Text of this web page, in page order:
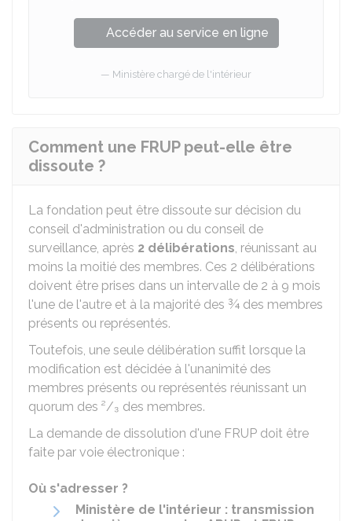
Accéder au service en ligne
Ministère chargé de l'intérieur
Comment une FRUP peut-elle être
dissoute ?
La fondation peut être dissoute sur décision du
conseil d'administration ou du conseil de
surveillance, après 2 délibérations, réunissant au
moins la moitié des membres. Ces 2 délibérations
doivent être prises dans un intervalle de 2 à 9 mois
l'une de l'autre et à la majorité des ¾ des membres
présents ou représentés.
Toutefois, une seule délibération suffit lorsque la
modification est décidée à l'unanimité des
membres présents ou représentés réunissant un
quorum des ²/₃ des membres.
La demande de dissolution d'une FRUP doit être
faite par voie électronique :
Où s'adresser ?
Ministère de l'intérieur : transmission